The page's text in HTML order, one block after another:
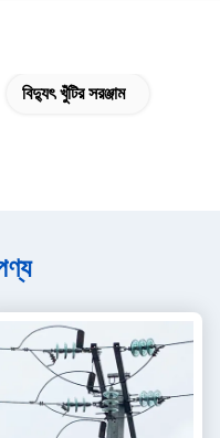
বিদ্যুৎ খুঁটির সরঞ্জাম